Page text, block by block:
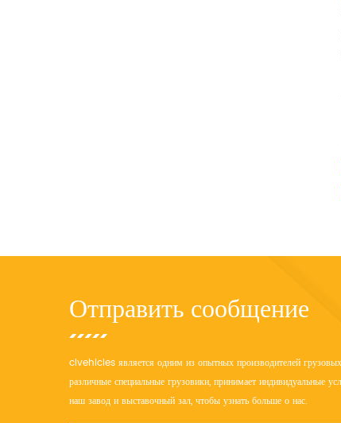
Отправить сообщение
clvehicles является одним из опытных производителей грузовых
различные специальные грузовики, принимает индивидуальные
наш завод и выставочный зал, чтобы узнать больше о нас.